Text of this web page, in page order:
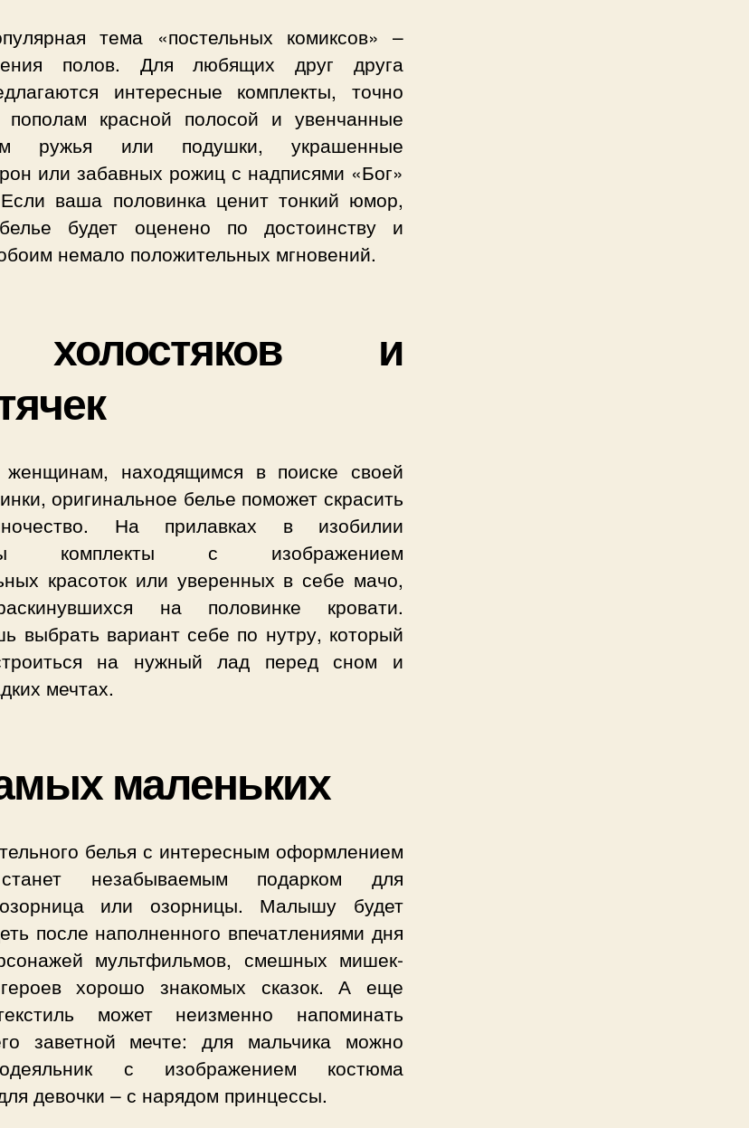
тема «постельных комиксов» –
полов. Для любящих друг друга
интересные комплекты, точно
пополам красной полосой и увенчанные
ружья или подушки, украшенные
или забавных рожиц с надписями «Бог»
ваша половинка ценит тонкий юмор,
будет оценено по достоинству и
немало положительных мгновений.
и
находящимся в поиске своей
оригинальное белье поможет скрасить
На прилавках в изобилии
комплекты с изображением
красоток или уверенных в себе мачо,
на половинке кровати.
выбрать вариант себе по нутру, который
на нужный лад перед сном и
мечтах.
маленьких
белья с интересным оформлением
незабываемым подарком для
или озорницы. Малышу будет
после наполненного впечатлениями дня
мультфильмов, смешных мишек-
хорошо знакомых сказок. А еще
может неизменно напоминать
заветной мечте: для мальчика можно
с изображением костюма
девочки – с нарядом принцессы.